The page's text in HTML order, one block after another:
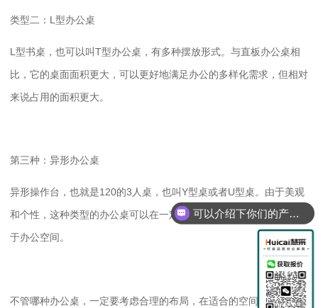
类型二：L型办公桌
L型书桌，也可以叫T型办公桌，有多种摆放形式。与直板办公桌相
比，它的桌面面积更大，可以更好地满足办公的多样化需求，但相对
来说占用的面积更大。
第三种：异形办公桌
异形操作台，也就是120的3人桌，也叫Y型桌或者U型桌。由于美观
和个性，这种类型的办公桌可以在一定程度上容纳更多的人，经常用
于办公空间。
不管哪种办公桌，一定要考虑合理的布局，在适合的空间里配置相应
可以介绍下你们的产品么？